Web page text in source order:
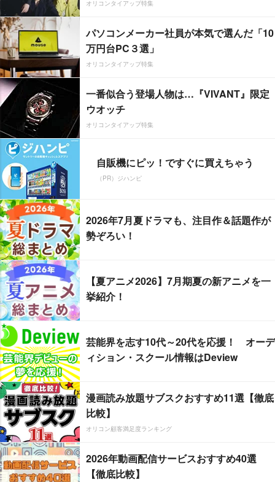
オリコンタイアップ特集
パソコンメーカー社員が本気で選んだ「10
万円台PC３選」
オリコンタイアップ特集
一番似合う登場人物は…『VIVANT』限定
ウオッチ
オリコンタイアップ特集
自販機にピッ！ですぐに買えちゃう
（PR）ジハンピ
2026年7月夏ドラマも、注目作＆話題作が
勢ぞろい！
【夏アニメ2026】7月期夏の新アニメを一
挙紹介！
芸能界を志す10代～20代を応援！ オーデ
ィション・スクール情報はDeview
漫画読み放題サブスクおすすめ11選【徹底
比較】
オリコン顧客満足度ランキング
2026年動画配信サービスおすすめ40選
【徹底比較】